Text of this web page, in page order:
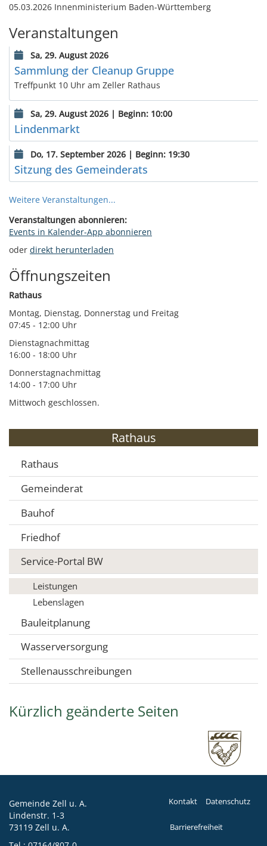
05.03.2026 Innenministerium Baden-Württemberg
Veranstaltungen
Sa, 29. August 2026
Sammlung der Cleanup Gruppe
Treffpunkt 10 Uhr am Zeller Rathaus
Sa, 29. August 2026 | Beginn: 10:00
Lindenmarkt
Do, 17. September 2026 | Beginn: 19:30
Sitzung des Gemeinderats
Weitere Veranstaltungen...
Veranstaltungen abonnieren:
Events in Kalender-App abonnieren
oder direkt herunterladen
Öffnungszeiten
Rathaus
Montag, Dienstag, Donnerstag und Freitag
07:45 - 12:00 Uhr
Dienstagnachmittag
16:00 - 18:00 Uhr
Donnerstagnachmittag
14:00 - 17:00 Uhr
Mittwoch geschlossen.
Rathaus
Rathaus
Gemeinderat
Bauhof
Friedhof
Service-Portal BW
Leistungen
Lebenslagen
Bauleitplanung
Wasserversorgung
Stellenausschreibungen
Kürzlich geänderte Seiten
Gemeinde Zell u. A.
Lindenstr. 1-3
73119 Zell u. A.
Kontakt Datenschutz
Barrierefreiheit